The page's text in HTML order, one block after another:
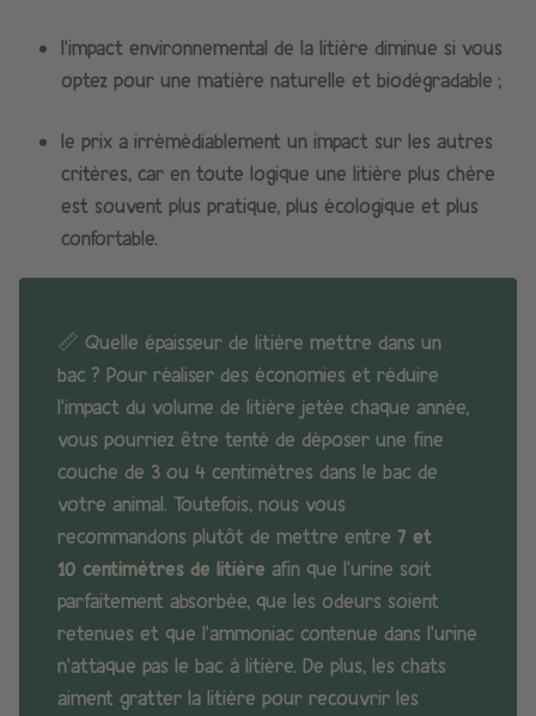
l’impact environnemental de la litière diminue si vous
optez pour une matière naturelle et biodégradable ;
le prix a irrémédiablement un impact sur les autres
critères, car en toute logique une litière plus chère
est souvent plus pratique, plus écologique et plus
confortable.
📏 Quelle épaisseur de litière mettre dans un
bac ? Pour réaliser des économies et réduire
l’impact du volume de litière jetée chaque année,
vous pourriez être tenté de déposer une fine
couche de 3 ou 4 centimètres dans le bac de
votre animal. Toutefois, nous vous
recommandons plutôt de mettre entre 7 et
10 centimètres de litière afin que l’urine soit
parfaitement absorbée, que les odeurs soient
retenues et que l’ammoniac contenue dans l’urine
n’attaque pas le bac à litière. De plus, les chats
aiment gratter la litière pour recouvrir les